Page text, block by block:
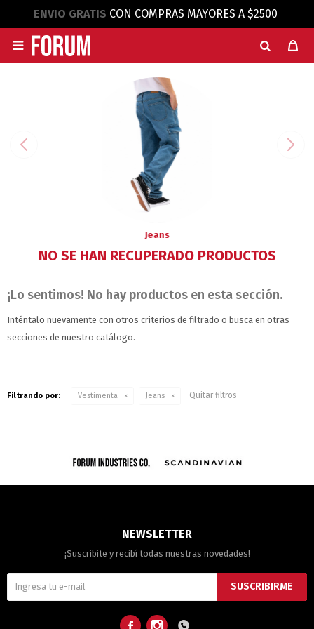
ENVIO GRATIS CON COMPRAS MAYORES A $2500

Jeans
NO SE HAN RECUPERADO PRODUCTOS
¡Lo sentimos! No hay productos en esta sección.
Inténtalo nuevamente con otros criterios de filtrado o busca en otras
secciones de nuestro catálogo.
Filtrando por: Vestimenta Jeans Quitar filtros
NEWSLETTER
¡Suscribite y recibí todas nuestras novedades!
SUSCRIBIRME
  